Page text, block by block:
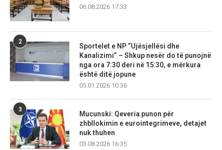
06.08.2026 17:33
2
Sportelet e NP “Ujësjellësi dhe
Kanalizimi” – Shkup nesër do të punojnë
nga ora 7:30 deri në 15:30, e mërkura
është ditë jopune
05.01.2026 10:36
3
Mucunski: Qeveria punon për
zhbllokimin e eurointegrimeve, detajet
nuk thuhen
03.08.2026 16:35